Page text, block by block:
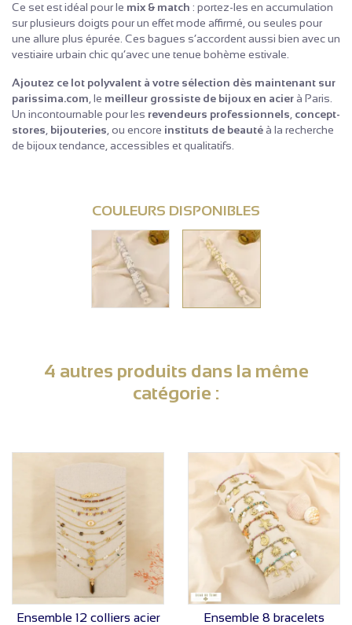
Ce set est idéal pour le mix & match : portez-les en accumulation
sur plusieurs doigts pour un effet mode affirmé, ou seules pour
une allure plus épurée. Ces bagues s’accordent aussi bien avec un
vestiaire urbain chic qu’avec une tenue bohème estivale.
Ajoutez ce lot polyvalent à votre sélection dès maintenant sur
parissima.com , le meilleur grossiste de bijoux en acier à Paris.
Un incontournable pour les revendeurs professionnels concept-
stores bijouteries , ou encore instituts de beauté à la recherche
de bijoux tendance, accessibles et qualitatifs.
COULEURS DISPONIBLES
4 autres produits dans la même
catégorie :
VOIR LE PRIX
Ensemble 12 colliers acier
VOIR LE PRIX
Ensemble 8 bracelets